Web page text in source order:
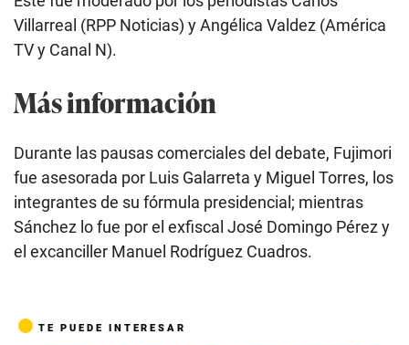
Villarreal (RPP Noticias) y Angélica Valdez (América
TV y Canal N).
Más información
Durante las pausas comerciales del debate, Fujimori
fue asesorada por Luis Galarreta y Miguel Torres, los
integrantes de su fórmula presidencial; mientras
Sánchez lo fue por el exfiscal José Domingo Pérez y
el excanciller Manuel Rodríguez Cuadros.
TE PUEDE INTERESAR